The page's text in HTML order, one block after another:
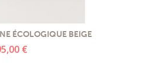
ÉCOLOGIQUE BEIGE
€